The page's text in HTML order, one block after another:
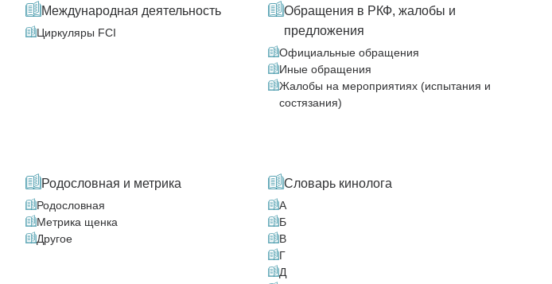
Международная деятельность
Циркуляры FCI
Обращения в РКФ, жалобы и
предложения
Официальные обращения
Иные обращения
Жалобы на мероприятиях (испытания и
состязания)
Родословная и метрика
Родословная
Метрика щенка
Другое
Словарь кинолога
А
Б
В
Г
Д